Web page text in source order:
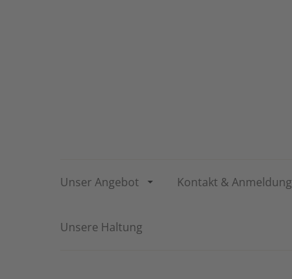
Unser Angebot Kontakt & Anmeldung
Unsere Haltung